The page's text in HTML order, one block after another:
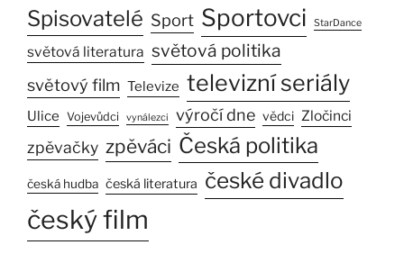
Spisovatelé Sport Sportovci StarDance
světová literatura světová politika
světový film Televize televizní seriály
Ulice Vojevůdci vynálezci výročí dne vědci Zločinci
zpěvačky zpěváci Česká politika
česká hudba česká literatura české divadlo
český film